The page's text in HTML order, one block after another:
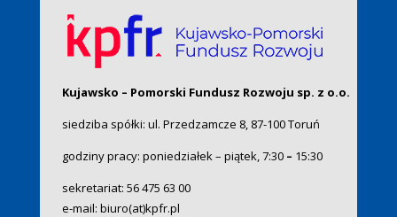
Kujawsko – Pomorski Fundusz Rozwoju sp. z o.o.
siedziba spółki: ul. Przedzamcze 8, 87-100 Toruń
godziny pracy: poniedziałek – piątek, 7:30– 15:30
sekretariat: 56 475 63 00
e-mail: biuro(at)kpfr.pl